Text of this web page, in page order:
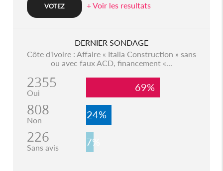
+ Voir les resultats
DERNIER SONDAGE
Côte d'Ivoire : Affaire « Italia Construction » sans
ou avec faux ACD, financement «...
2355
Oui 69%
808
Non 24%
226
Sans avis 7%